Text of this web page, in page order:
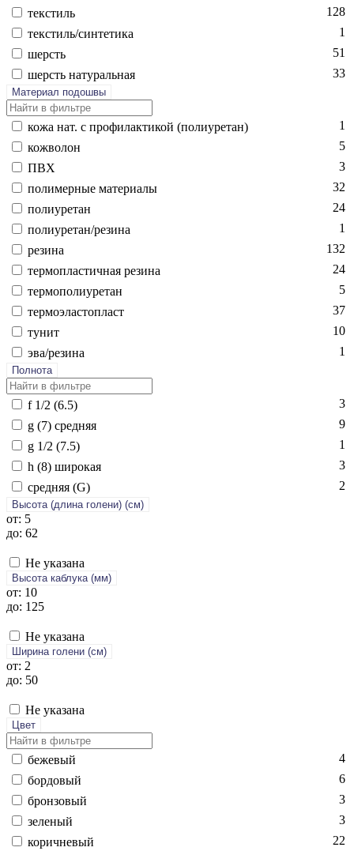
текс­тиль
128
текс­тиль/син­те­тика
1
шерсть
51
шерсть на­тураль­ная
33
Материал подошвы
ко­жа нат. с про­филак­ти­кой (по­ли­уре­тан)
1
кож­во­лон
5
ПВХ
3
по­лимер­ные ма­тери­алы
32
по­ли­уре­тан
24
по­ли­уре­тан/ре­зина
1
ре­зина
132
тер­моплас­тичная ре­зина
24
тер­мо­поли­уре­тан
5
тер­мо­элас­топласт
37
ту­нит
10
эва/ре­зина
1
Полнота
f 1/2 (6.5)
3
g (7) сред­няя
9
g 1/2 (7.5)
1
h (8) ши­рокая
3
сред­няя (G)
2
Высота (длина голени) (cм)
от: 5
до: 62
Не указана
Высота каблука (мм)
от: 10
до: 125
Не указана
Ширина голени (см)
от: 2
до: 50
Не указана
Цвет
бе­жевый
4
бор­до­вый
6
брон­зо­вый
3
зе­леный
3
ко­рич­не­вый
22